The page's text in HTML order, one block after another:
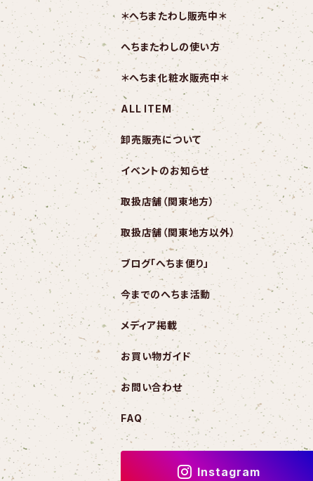
＊へちまたわし販売中＊
へちまたわしの使い方
＊へちま化粧水販売中＊
ALL ITEM
卸売販売について
イベントのお知らせ
取扱店舗（関東地方）
取扱店舗（関東地方以外）
ブログ「へちま便り」
今までのへちま活動
メディア掲載
お買い物ガイド
お問い合わせ
FAQ
Instagram